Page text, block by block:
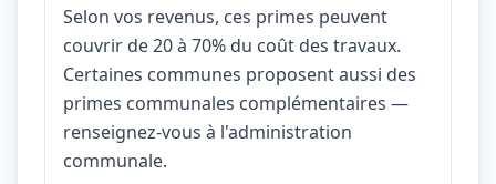
Selon vos revenus, ces primes peuvent
couvrir de 20 à 70% du coût des travaux.
Certaines communes proposent aussi des
primes communales complémentaires —
renseignez-vous à l'administration
communale.